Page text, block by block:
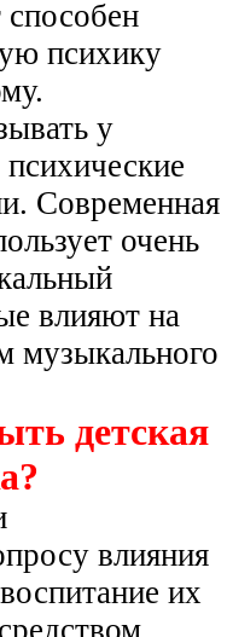
способен
психику
у
Современная
очень
влияют на
музыкального
детская
влияния
их